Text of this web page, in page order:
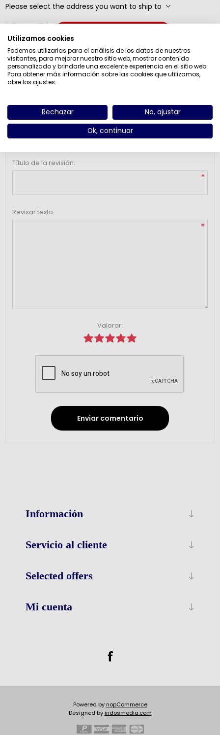
Please select the address you want to ship to
Reviews Contact Us
Escribe tu propio comentario
Título de la revisión:
*
Revisar texto:
*
Valorar:
Enviar comentario
Información
Servicio al cliente
Selected offers
Mi cuenta
Powered by nopCommerce
Designed byindosmedia.com
Utilizamos cookies
Podemos utilizarlas para el análisis de los datos de nuestros
visitantes, para mejorar nuestro sitio web, mostrar contenido
personalizado y brindarle una excelente experiencia en el sitio web.
Para obtener más información sobre las cookies que utilizamos,
abre los ajustes.
Rechazar
No, ajustar
Ok, continuar